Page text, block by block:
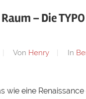
– Die
Von Henry In
wie eine